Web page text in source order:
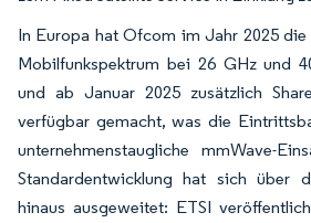
In Europa hat Ofcom im Jahr 2025
Mobilfunkspektrum bei 26 GHz und
und ab Januar 2025 zusätzlich
verfügbar gemacht, was die
unternehmenstaugliche mmWave-
Standardentwicklung hat sich über
hinaus ausgeweitet: ETSI